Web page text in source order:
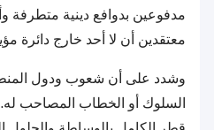
مدفوعين بدوافع دينية متطرفة
معتقدين أن لا أحد خارج دائرة
وشدد على أن شعوب ودول
السلوك أو الخطاب المصاحب له.